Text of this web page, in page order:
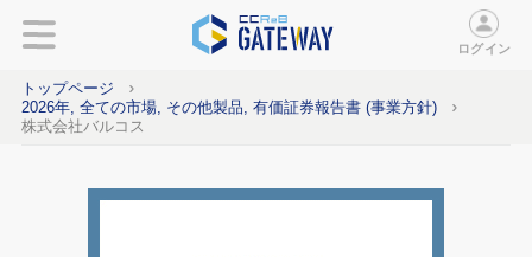
ログイン
トップページ
2026年, 全ての市場, その他製品, 有価証券報告書 (事業方針)
株式会社バルコス